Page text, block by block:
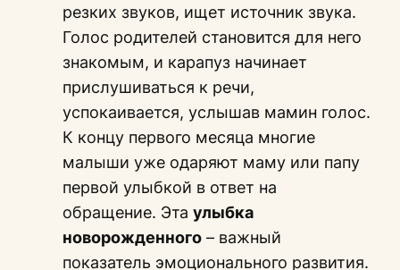
резких звуков, ищет источник звука.
Голос родителей становится для него
знакомым, и карапуз начинает
прислушиваться к речи,
успокаивается, услышав мамин голос.
К концу первого месяца многие
малыши уже одаряют маму или папу
первой улыбкой в ответ на
обращение. Этаулыбка
новорожденного – важный
показатель эмоционального развития.